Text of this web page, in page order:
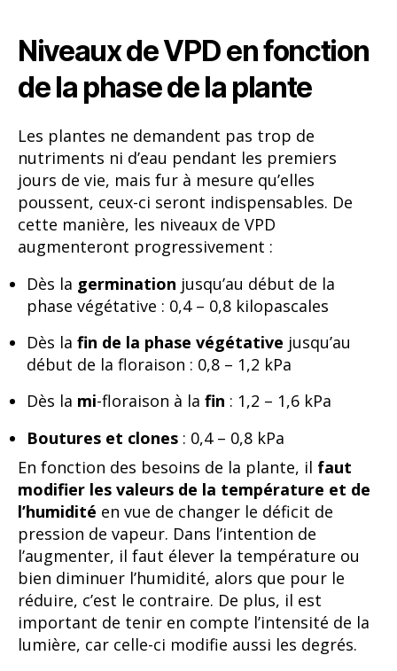
Niveaux de VPD en fonction
de la phase de la plante
Les plantes ne demandent pas trop de
nutriments ni d’eau pendant les premiers
jours de vie, mais fur à mesure qu’elles
poussent, ceux-ci seront indispensables. De
cette manière, les niveaux de VPD
augmenteront progressivement :
Dès la germination jusqu’au début de la
phase végétative : 0,4 – 0,8 kilopascales
Dès la fin de la phase végétative jusqu’au
début de la floraison : 0,8 – 1,2 kPa
Dès la mi-floraison à la fin : 1,2 – 1,6 kPa
Boutures et clones : 0,4 – 0,8 kPa
En fonction des besoins de la plante, il faut
modifier les valeurs de la température et de
l’humidité en vue de changer le déficit de
pression de vapeur. Dans l’intention de
l’augmenter, il faut élever la température ou
bien diminuer l’humidité, alors que pour le
réduire, c’est le contraire. De plus, il est
important de tenir en compte l’intensité de la
lumière, car celle-ci modifie aussi les degrés.